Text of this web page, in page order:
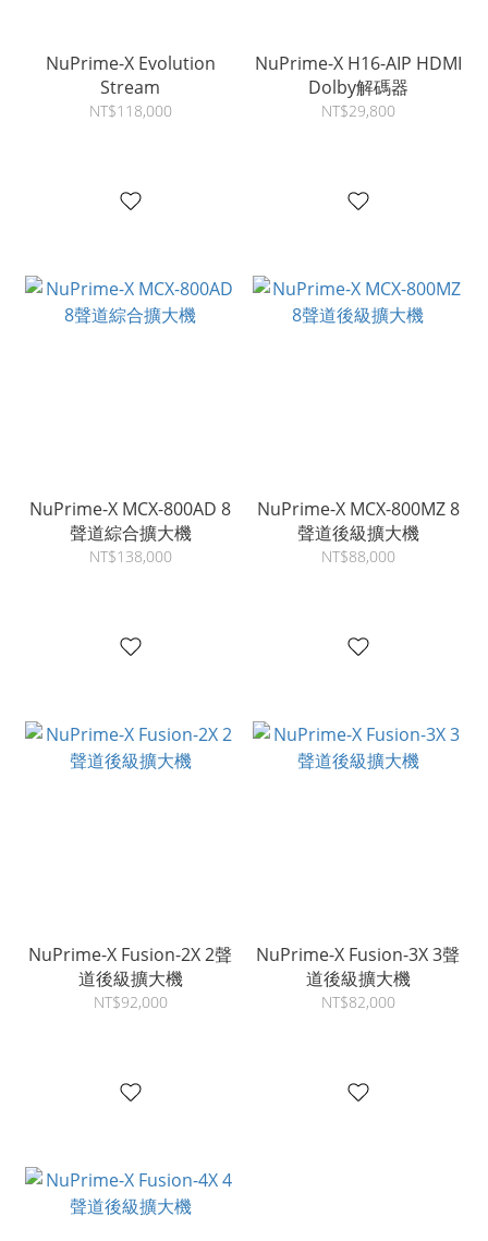
NuPrime-X Evolution
Stream
NT$118,000
NuPrime-X H16-AIP HDMI
Dolby解碼器
NT$29,800
NuPrime-X MCX-800AD 8
聲道綜合擴大機
NT$138,000
NuPrime-X MCX-800MZ 8
聲道後級擴大機
NT$88,000
NuPrime-X Fusion-2X 2聲
道後級擴大機
NT$92,000
NuPrime-X Fusion-3X 3聲
道後級擴大機
NT$82,000